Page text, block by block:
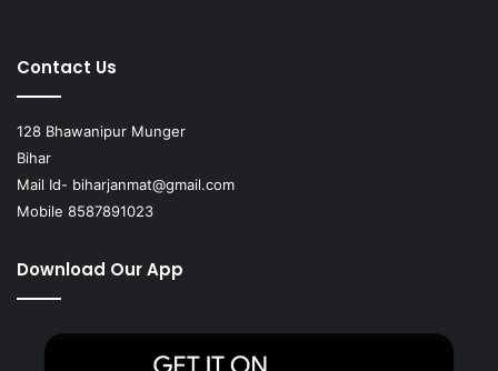
Contact Us
128 Bhawanipur Munger
Bihar
Mail Id- biharjanmat@gmail.com
Mobile 8587891023
Download Our App